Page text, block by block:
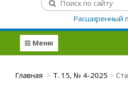
Расширенный
Меню
Главная Т. 15, № 4-2025